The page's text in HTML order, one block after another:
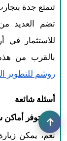
تتمتع جدة
تضم العديد
للاستثمار في
بالقرب من
روشم للتطوير
أسئلة شائعة
هل تتوفر
نعم، يمكن